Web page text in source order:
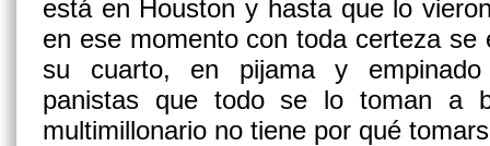
está en Houston y hasta que lo
en ese momento con toda certeza
su cuarto, en pijama y
panistas que todo se lo toman a
multimillonario no tiene por qué